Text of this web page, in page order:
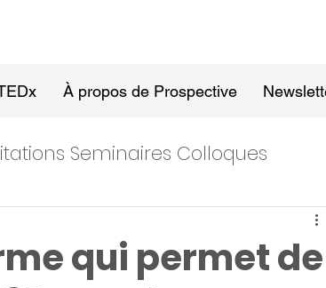
À propos de Prospective
Seminaires Colloques
qui permet de